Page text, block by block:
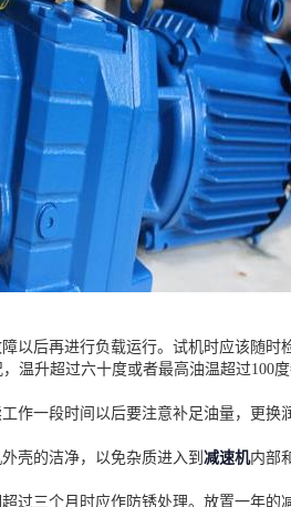
以后再进行负载运行。试机时应该随时
温升超过六十度或者最高油温超过100度
一段时间以后要注意补足油量，更换
壳的洁净，以免杂质进入到 减速机内部
三个月时应作防锈处理。放置一年的